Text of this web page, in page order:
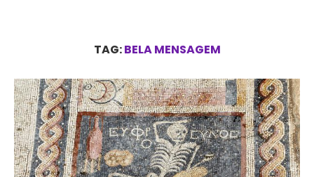
TAG:BELA MENSAGEM